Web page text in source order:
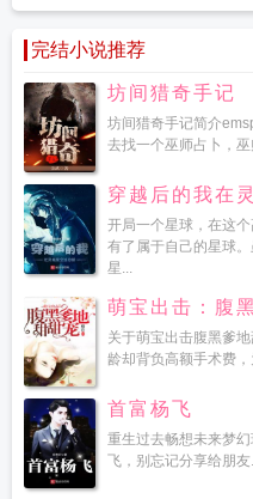
完结小说推荐
坊间猎奇手记
坊间猎奇手记简介
去找一个巫师占卜，
穿越后的我在
开局一个星球，在这
有了属于自己的星球
星...
萌宝出击：腹
关于萌宝出击腹黑爹
龄却背负高额手术费
首富杨飞
重生过去畅想未来梦
飞，别忘记分享给朋友